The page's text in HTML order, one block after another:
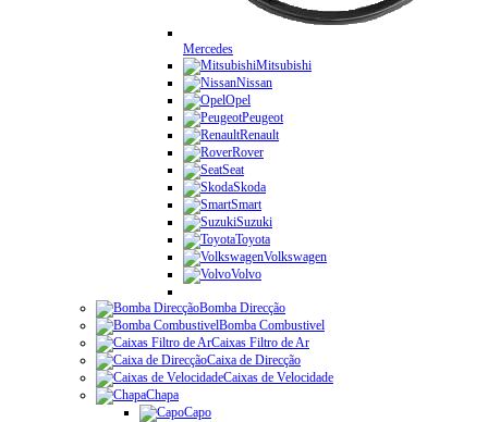
Mercedes
Mitsubishi
Nissan
Opel
Peugeot
Renault
Rover
Seat
Skoda
Smart
Suzuki
Toyota
Volkswagen
Volvo
Bomba Direcção
Bomba Combustivel
Caixas Filtro de Ar
Caixa de Direcção
Caixas de Velocidade
Chapa
Capo